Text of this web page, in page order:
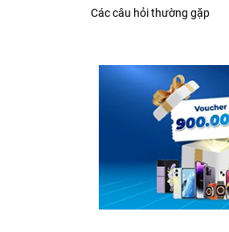
Các câu hỏi thường gặp